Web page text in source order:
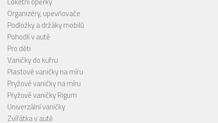
Organizéry, upevňovače
Podložky a držáky mobilů
Pohodlí v autě
Pro děti
Vaničky do kufru
Plastové vaničky na míru
Pryžové vaničky na míru
Pryžové vaničky Rigum
Univerzální vaničky
Zvířátka v autě